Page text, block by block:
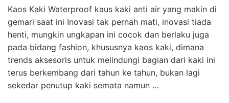
Kaos Kaki Waterproof kaus kaki anti air yang makin di
gemari saat ini Inovasi tak pernah mati, inovasi tiada
henti, mungkin ungkapan ini cocok dan berlaku juga
pada bidang fashion, khususnya kaos kaki, dimana
trends aksesoris untuk melindungi bagian dari kaki ini
terus berkembang dari tahun ke tahun, bukan lagi
sekedar penutup kaki semata namun …